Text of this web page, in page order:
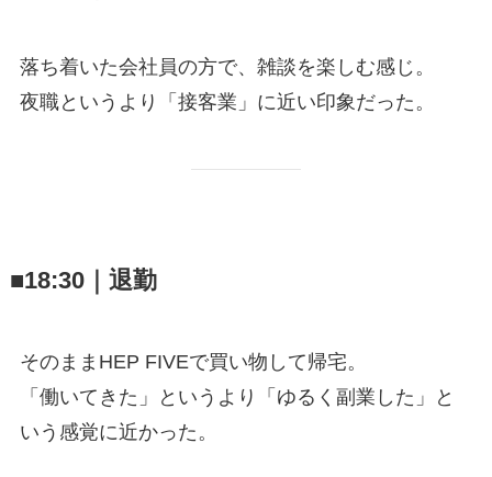
落ち着いた会社員の方で、雑談を楽しむ感じ。
夜職というより「接客業」に近い印象だった。
■18:30｜退勤
そのままHEP FIVEで買い物して帰宅。
「働いてきた」というより「ゆるく副業した」と
いう感覚に近かった。